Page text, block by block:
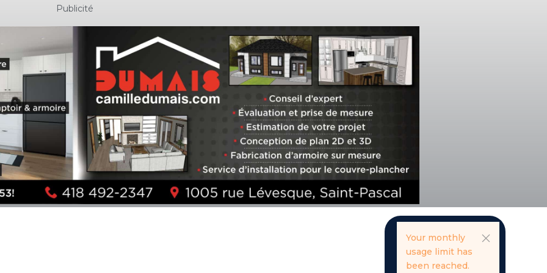
Publicité
Your monthly
usage limit has
been reached.